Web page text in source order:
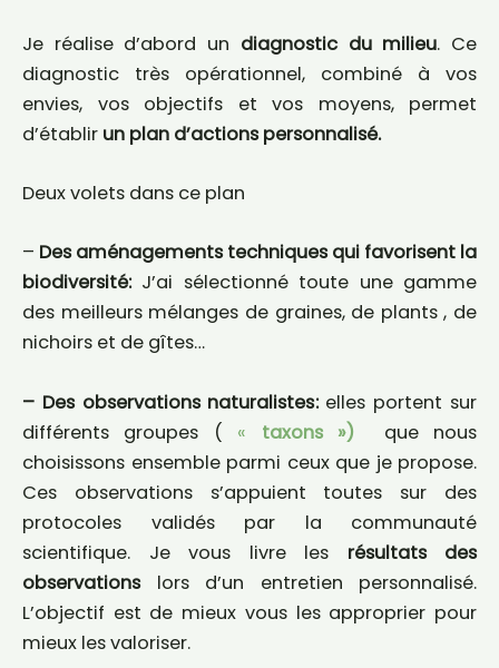
Je réalise d’abord un diagnostic du milieu. Ce
diagnostic très opérationnel, combiné à vos
envies, vos objectifs et vos moyens, permet
d’établir un plan d’actions personnalisé.
Deux volets dans ce plan
– Des aménagements techniques qui favorisent la
biodiversité: J’ai sélectionné toute une gamme
des meilleurs mélanges de graines, de plants , de
nichoirs et de gîtes…
– Des observations naturalistes: elles portent sur
différents groupes ( « taxons »)
que nous
choisissons ensemble parmi ceux que je propose.
Ces observations s’appuient toutes sur des
protocoles validés par la communauté
scientifique. Je vous livre les résultats des
observationslors d’un entretien personnalisé.
L’objectif est de mieux vous les approprier pour
mieux les valoriser.